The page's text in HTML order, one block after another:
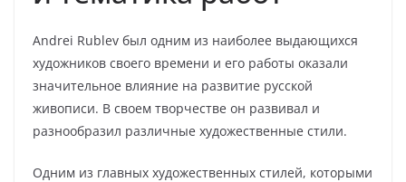
Andrei Rublev был одним из наиболее выдающихся
художников своего времени и его работы оказали
значительное влияние на развитие русской
живописи. В своем творчестве он развивал и
разнообразил различные художественные стили.
Одним из главных художественных стилей, которыми